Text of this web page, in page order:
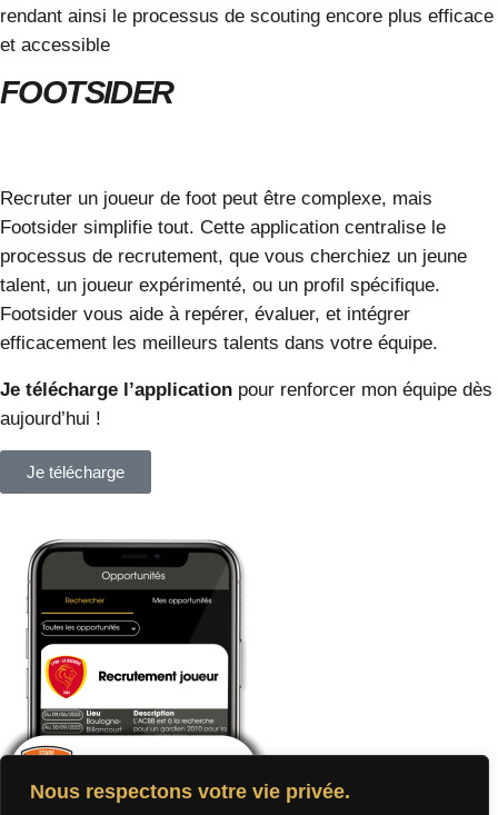
Nous respectons votre vie privée.
rendant ainsi le processus de scouting encore plus efficace
et accessible
FOOTSIDER
Recruter un joueur de foot peut être complexe, mais
Footsider simplifie tout. Cette application centralise le
processus de recrutement, que vous cherchiez un jeune
talent, un joueur expérimenté, ou un profil spécifique.
Footsider vous aide à repérer, évaluer, et intégrer
efficacement les meilleurs talents dans votre équipe.
Je télécharge l’application pour renforcer mon équipe dès
aujourd’hui !
Je télécharge